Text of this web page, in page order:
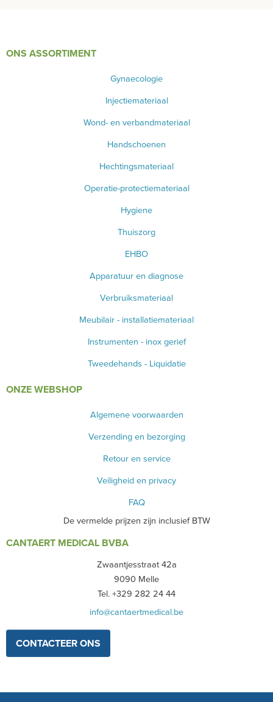
PRODUCT NIET GEVONDEN?
ONS ASSORTIMENT
Gynaecologie
Injectiemateriaal
Wond- en verbandmateriaal
Handschoenen
Hechtingsmateriaal
Operatie-protectiemateriaal
Hygiene
Thuiszorg
EHBO
Apparatuur en diagnose
Verbruiksmateriaal
Meubilair - installatiemateriaal
Instrumenten - inox gerief
Tweedehands - Liquidatie
ONZE WEBSHOP
Algemene voorwaarden
Verzending en bezorging
Retour en service
Veiligheid en privacy
FAQ
De vermelde prijzen zijn inclusief BTW
CANTAERT MEDICAL BVBA
Zwaantjesstraat 42a
9090 Melle
Tel. +329 282 24 44
info@cantaertmedical.be
CONTACTEER ONS